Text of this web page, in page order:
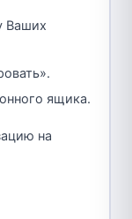
Ваших
ящика.
на